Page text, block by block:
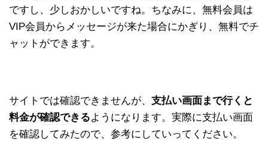
ですし、少しおかしいですね。ちなみに、無料会員は
VIP会員からメッセージが来た場合にかぎり、無料でチ
ャットができます。
サイトでは確認できませんが、 支払い画面まで行くと
料金が確認できるようになります。実際に支払い画面
を確認してみたので、参考にしていってください。